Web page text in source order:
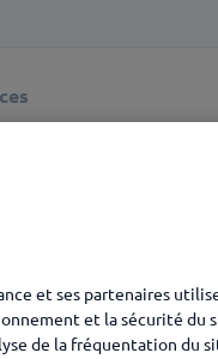
de
et ses partenaires
et la sécurité du
de la fréquentation du